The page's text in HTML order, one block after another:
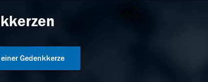
Gedenkkerze